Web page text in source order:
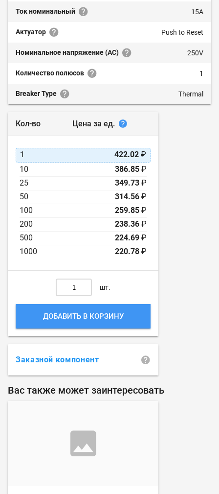
Ток номинальный 15A
Актуатор Push to Reset
Номинальное напряжение (AC) 250V
Количество полюсов 1
Breaker Type Thermal
Кол-во Цена за ед.
1 422.02 ₽
10
386.85 ₽
25
349.73 ₽
50
314.56 ₽
100
259.85 ₽
200
238.36 ₽
500
224.69 ₽
1000
220.78 ₽
шт.
ДОБАВИТЬ В КОРЗИНУ
Заказной компонент
Вас также может заинтересовать